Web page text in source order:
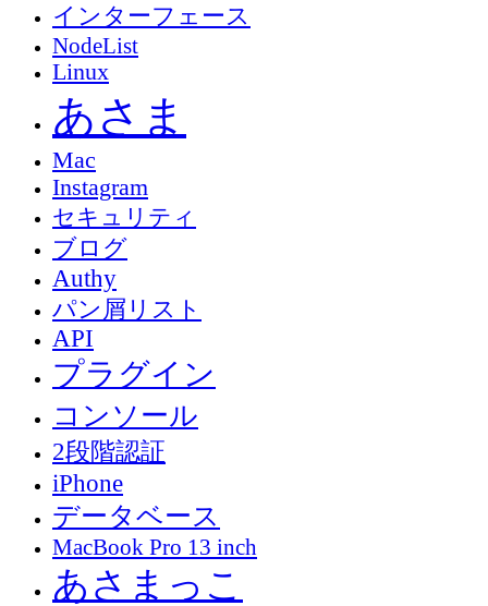
インターフェース
NodeList
Linux
あさま
Mac
Instagram
セキュリティ
ブログ
Authy
パン屑リスト
API
プラグイン
コンソール
2段階認証
iPhone
データベース
MacBook Pro 13 inch
あさまっこ